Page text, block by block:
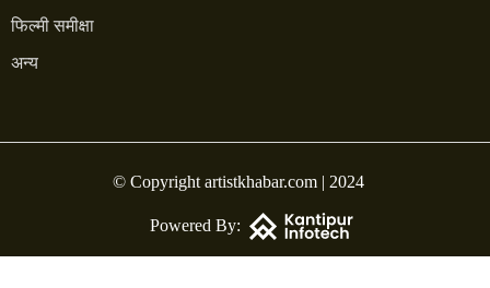
फिल्मी समीक्षा
अन्य
© Copyright artistkhabar.com | 2024
Powered By: